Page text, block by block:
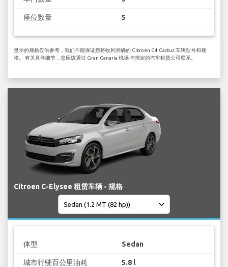
座位数量 5
显示的规格仅供参考，我们不能保证您将收到准确的 Citroen C4 Cactus 车辆型号和规
格。 有关具体细节，您应该通过 Gran Canaria 机场 与指定的汽车租赁公司联系。
Citroen C-Elysee 租赁车辆 - 规格
体型 Sedan
城市行驶百公里油耗 5.8 l